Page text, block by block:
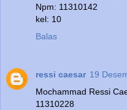
Npm: 11310142
kel: 10
Balas
ressi caesar 19
Mochammad Ressi
11310228